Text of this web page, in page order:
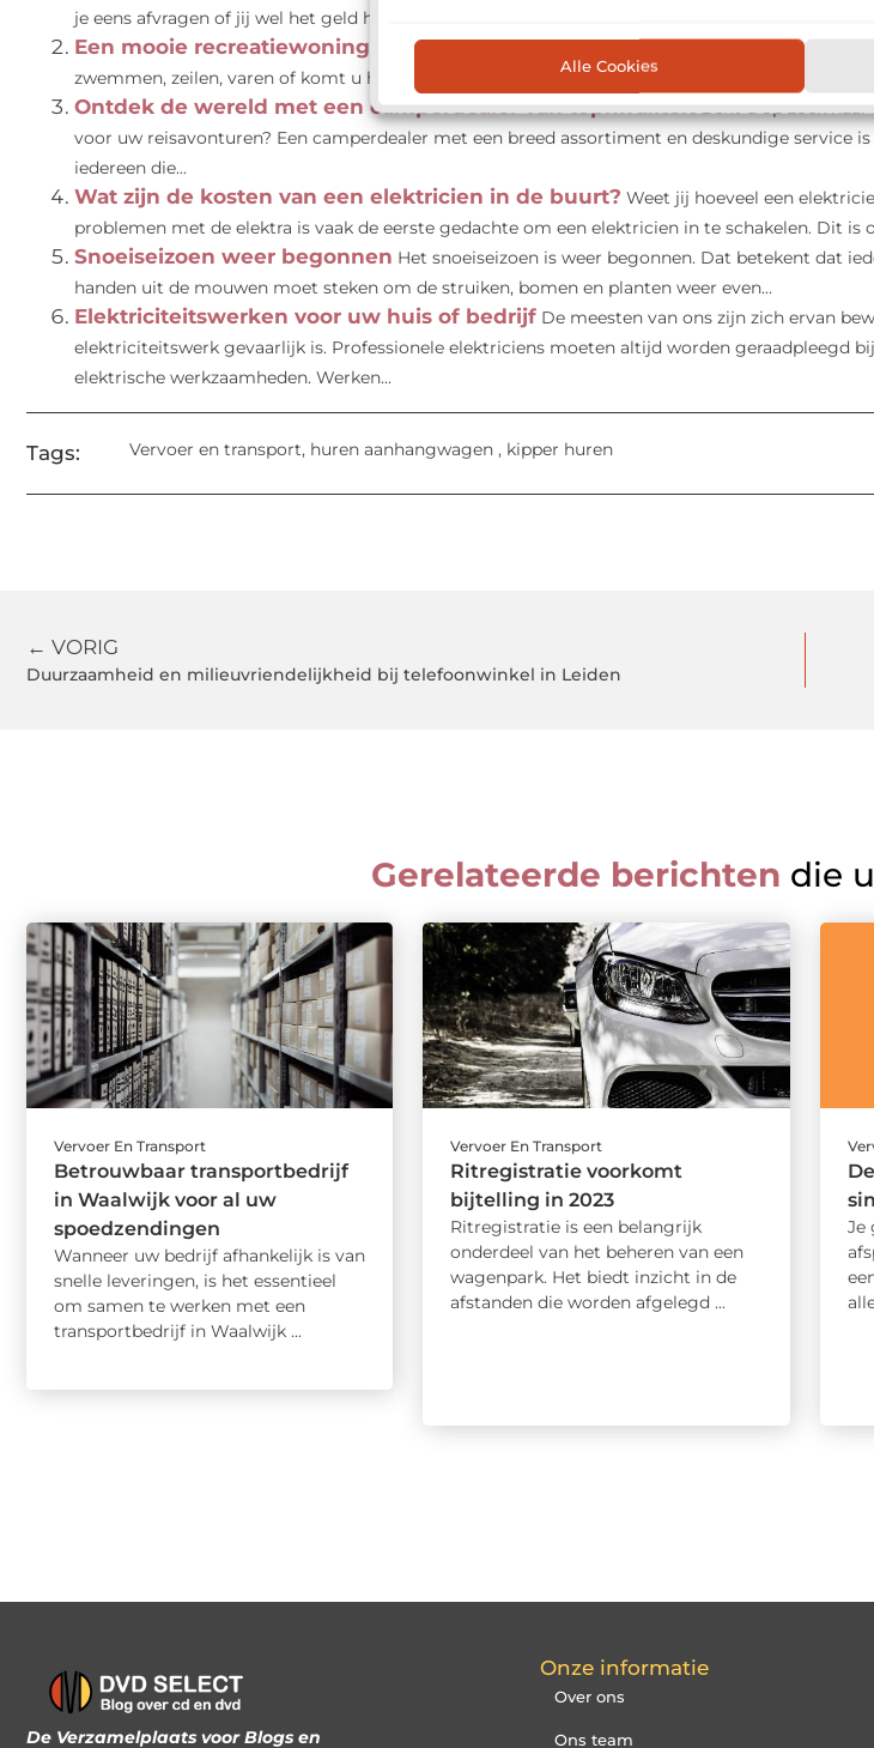
Alle Cookies
je eens afvragen of jij wel het geld hebt om...
Een mooie recreatiewoning aan het water huren in Noord-Holland
Bent u
zwemmen, zeilen, varen of komt u helemaal tot rust wanneer u in de buurt van een groot meer
Ontdek de wereld met een camperdealer van topkwaliteit Bent u op zoek
voor uw reisavonturen? Een camperdealer met een breed assortiment en deskundige service
iedereen die...
Wat zijn de kosten van een elektricien in de buurt? Weet jij hoeveel een
problemen met de elektra is vaak de eerste gedachte om een elektricien in te schakelen. Dit is
Snoeiseizoen weer begonnen Het snoeiseizoen is weer begonnen. Dat betekent dat
handen uit de mouwen moet steken om de struiken, bomen en planten weer even...
Elektriciteitswerken voor uw huis of bedrijf De meesten van ons zijn zich ervan
elektriciteitswerk gevaarlijk is. Professionele elektriciens moeten altijd worden geraadpleegd
elektrische werkzaamheden. Werken...
Tags: Vervoer en transport, huren aanhangwagen , kipper huren
← VORIG
Duurzaamheid en milieuvriendelijkheid bij telefoonwinkel in Leiden
Gerelateerde berichten die
Vervoer En Transport
Betrouwbaar transportbedrijf
in Waalwijk voor al uw
spoedzendingen
Wanneer uw bedrijf afhankelijk is van
snelle leveringen, is het essentieel
om samen te werken met een
transportbedrijf in Waalwijk ...
Vervoer En Transport
Ritregistratie voorkomt
bijtelling in 2023
Ritregistratie is een belangrijk
onderdeel van het beheren van een
wagenpark. Het biedt inzicht in de
afstanden die worden afgelegd ...
Je
De Verzamelplaats voor Blogs en
Onze informatie
Over ons
Ons team